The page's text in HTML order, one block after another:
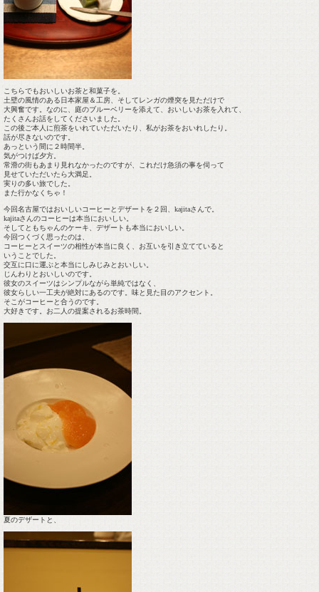
こちらでもおいしいお茶と和菓子を。
土壁の風情のある日本家屋＆工房、そしてレンガの煙突を見ただけで
大興奮です。なのに、庭のブルーベリーを添えて、おいしいお茶を入れて、
たくさんお話をしてくださいました。
この後ご本人に煎茶をいれていただいたり、私がお茶をおいれしたり。
話が尽きないのです。
あっという間に２時間半。
気がつけば夕方。
常滑の街もあまり見れなかったのですが、これだけ急須の事を伺って
見せていただいたら大満足。
実りの多い旅でした。
また行かなくちゃ！
今回名古屋ではおいしいコーヒーとデザートを２回、kajitaさんで。
kajitaさんのコーヒーは本当においしい。
そしてともちゃんのケーキ、デザートも本当においしい。
今回つくづく思ったのは、
コーヒーとスイーツの相性が本当に良く、お互いを引き立てていると
いうことでした。
交互に口に運ぶと本当にしみじみとおいしい。
じんわりとおいしいのです。
彼女のスイーツはシンプルながら単純ではなく、
彼女らしい一工夫が絶対にあるのです。味と見た目のアクセント。
そこがコーヒーと合うのです。
大好きです。お二人の提案されるお茶時間。
夏のデザートと、